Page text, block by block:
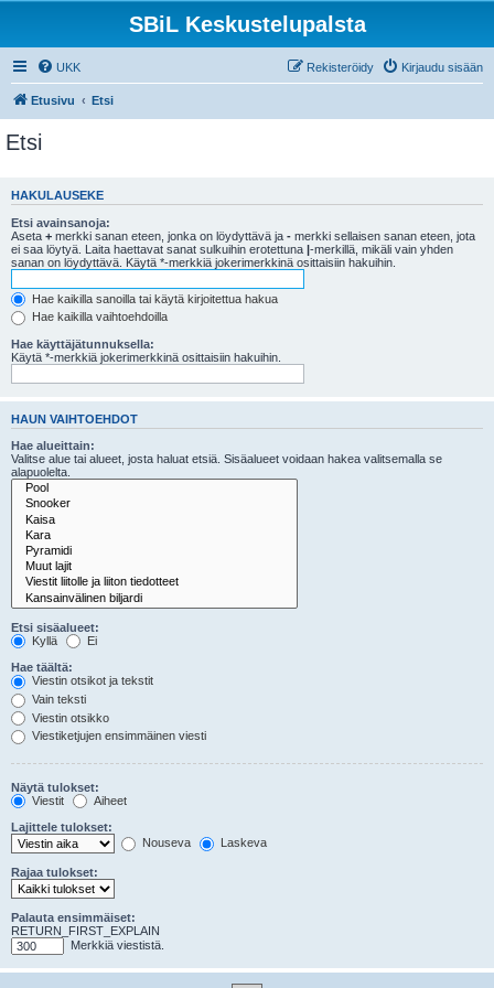
SBiL Keskustelupalsta
UKK Kirjaudu sisään
Rekisteröidy
Etusivu Etsi
Etsi
HAKULAUSEKE
Etsi avainsanoja:
Aseta + merkki sanan eteen, jonka on löydyttävä ja - merkki sellaisen sanan eteen, jota
ei saa löytyä. Laita haettavat sanat sulkuihin erotettuna |-merkillä, mikäli vain yhden
sanan on löydyttävä. Käytä *-merkkiä jokerimerkkinä osittaisiin hakuihin.
Hae kaikilla sanoilla tai käytä kirjoitettua hakua
Hae kaikilla vaihtoehdoilla
Hae käyttäjätunnuksella:
Käytä *-merkkiä jokerimerkkinä osittaisiin hakuihin.
HAUN VAIHTOEHDOT
Hae alueittain:
Valitse alue tai alueet, josta haluat etsiä. Sisäalueet voidaan hakea valitsemalla se
alapuolelta.
Etsi sisäalueet:
Kyllä
Ei
Hae täältä:
Viestin otsikot ja tekstit
Vain teksti
Viestin otsikko
Viestiketjujen ensimmäinen viesti
Näytä tulokset:
Viestit
Aiheet
Lajittele tulokset:
Nouseva
Laskeva
Rajaa tulokset:
Palauta ensimmäiset:
RETURN_FIRST_EXPLAIN
Merkkiä viestistä.